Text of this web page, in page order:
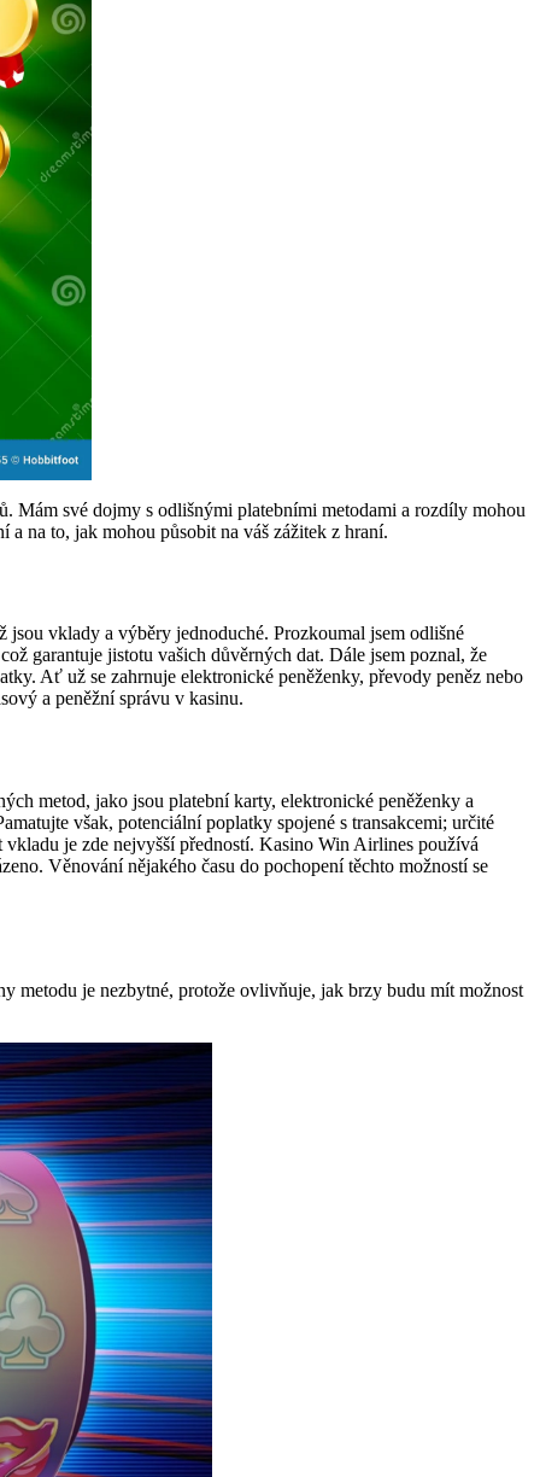
Mám své dojmy s odlišnými platebními metodami a rozdíly mohou
a na to, jak mohou působit na váš zážitek z hraní.
vklady a výběry jednoduché. Prozkoumal jsem odlišné
garantuje jistotu vašich důvěrných dat. Dále jsem poznal, že
Ať už se zahrnuje elektronické peněženky, převody peněz nebo
a peněžní správu v kasinu.
metod, jako jsou platební karty, elektronické peněženky a
však, potenciální poplatky spojené s transakcemi; určité
je zde nejvyšší předností. Kasino Win Airlines používá
Věnování nějakého času do pochopení těchto možností se
metodu je nezbytné, protože ovlivňuje, jak brzy budu mít možnost